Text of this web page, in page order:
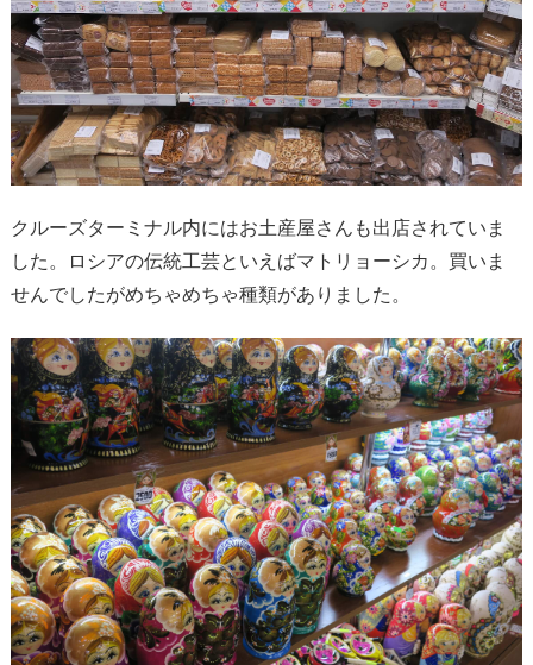
クルーズターミナル内にはお土産屋さんも出店されていま
した。ロシアの伝統工芸といえばマトリョーシカ。買いま
せんでしたがめちゃめちゃ種類がありました。